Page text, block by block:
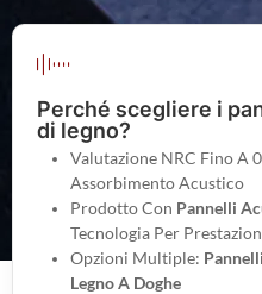
Perché scegliere i
di legno?
Valutazione NRC Fino A
Assorbimento Acustico
Prodotto Con Pannelli
Tecnologia Per
Opzioni Multiple:
Legno A Doghe